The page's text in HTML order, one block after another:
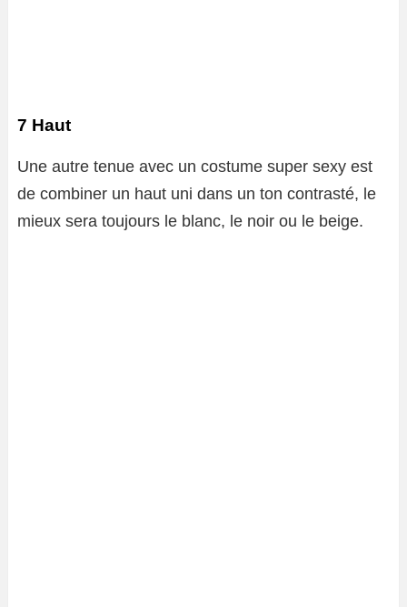
7 Haut
Une autre tenue avec un costume super sexy est
de combiner un haut uni dans un ton contrasté, le
mieux sera toujours le blanc, le noir ou le beige.